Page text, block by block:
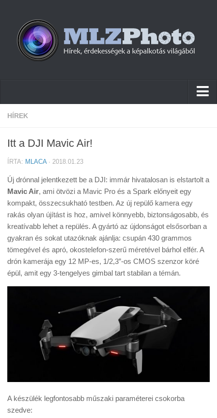
Hírek
Cikkek
Firmware
Tudástár
Tanácsok
Érdekességek
Helyszíni Riport
E-BB
HÍREK
Itt a DJI Mavic Air!
ÍRTA: MLACA· 2018.01.23
Új drónnal jelentkezett be a DJI: immár hivatalosan is elstartolt a
Mavic Air, ami ötvözi a Mavic Pro és a Spark előnyeit egy
kompakt, összecsukható testben. Az új repülő kamera egy
rakás olyan újítást is hoz, amivel könnyebb, biztonságosabb, és
kreatívabb lehet a repülés. A gyártó az újdonságot elsősorban a
gyakran és sokat utazóknak ajánlja: csupán 430 grammos
tömegével és apró, okostelefon-szerű méretével bárhol elfér. A
drón kamerája egy 12 MP-es, 1/2,3”-os CMOS szenzor köré
épül, amit egy 3-tengelyes gimbal tart stabilan a témán.
A készülék legfontosabb műszaki paraméterei csokorba
szedve: